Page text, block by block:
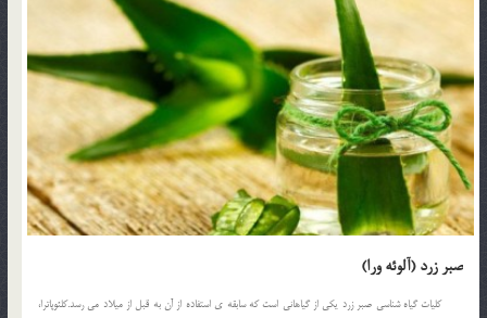
صبر زرد (آلوئه ورا)
كليات گياه شناسي صبر زرد يكي از گياهاني است كه سابقه ي استفاده از آن به قبل از ميلاد مي رسد.كلئوپاترا،